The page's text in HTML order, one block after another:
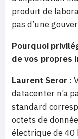
produit de
pas d’une
Pourquoi
de vos propres
Laurent Seror :
datacenter n’a
standard
octets de
électrique de 40